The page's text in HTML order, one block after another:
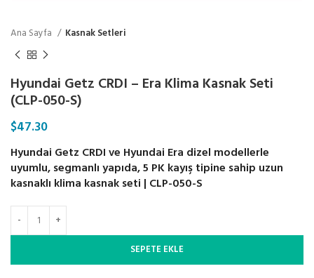
Ana Sayfa Kasnak Setleri
Hyundai Getz CRDI – Era Klima Kasnak Seti
(CLP-050-S)
$47.30
Hyundai Getz CRDI ve Hyundai Era dizel modellerle
uyumlu, segmanlı yapıda, 5 PK kayış tipine sahip uzun
kasnaklı klima kasnak seti | CLP-050-S
SEPETE EKLE